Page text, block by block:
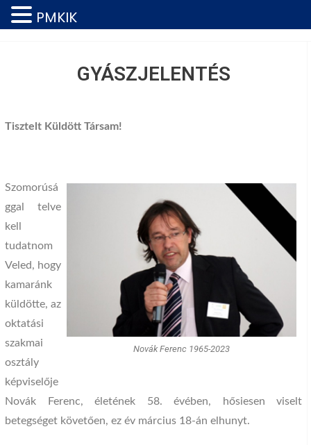
GYÁSZJELENTÉS
Tisztelt Küldött Társam!
Novák Ferenc 1965-2023
Szomorúsá
ggal telve
kell
tudatnom
Veled, hogy
kamaránk
küldötte, az
oktatási
szakmai
osztály
képviselője
Novák Ferenc, életének 58. évében, hősiesen viselt
betegséget követően, ez év március 18-án elhunyt.
PMKIK